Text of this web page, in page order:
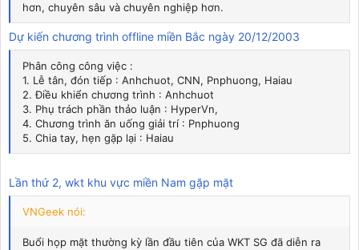
hơn, chuyên sâu và chuyên nghiệp hơn.
Dự kiến chương trình offline miền Bắc ngày 20/12/2003
Phân công công việc :
1. Lễ tân, đón tiếp : Anhchuot, CNN, Pnphuong, Haiau
2. Điều khiển chương trình : Anhchuot
3. Phụ trách phần thảo luận : HyperVn,
4. Chương trình ăn uống giải trí : Pnphuong
5. Chia tay, hẹn gặp lại : Haiau
Lần thứ 2, wkt khu vực miền Nam gặp mặt
VNGeek nói:
Buổi họp mặt thường kỳ lần đầu tiên của WKT SG đã diễn ra